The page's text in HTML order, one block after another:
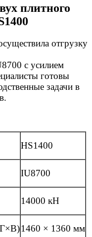
плитного
отгрузку
с усилием
готовы
задачи в
HS1400
IU8700
14000 кН
1460 × 1360 мм